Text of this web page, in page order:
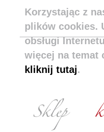
Korzystając z
plików cookies.
obsługi
więcej na temat
kliknij tutaj.